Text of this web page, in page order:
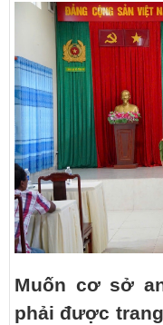
Muốn cơ sở
phải được